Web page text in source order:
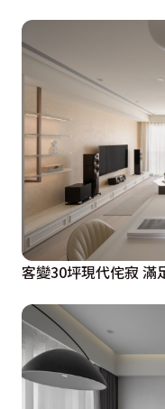
客變30坪現代侘寂